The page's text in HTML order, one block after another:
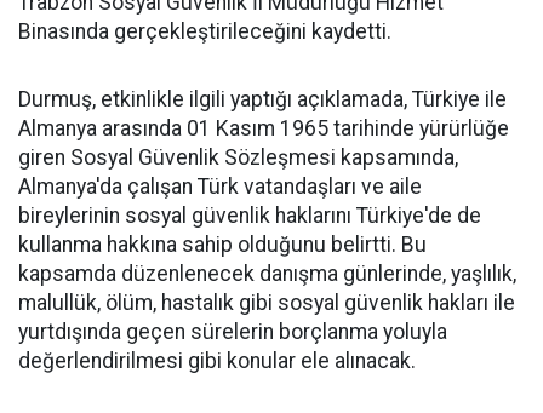
Binasında gerçekleştirileceğini kaydetti.
Durmuş, etkinlikle ilgili yaptığı açıklamada, Türkiye ile
Almanya arasında 01 Kasım 1965 tarihinde yürürlüğe
giren Sosyal Güvenlik Sözleşmesi kapsamında,
Almanya'da çalışan Türk vatandaşları ve aile
bireylerinin sosyal güvenlik haklarını Türkiye'de de
kullanma hakkına sahip olduğunu belirtti. Bu
kapsamda düzenlenecek danışma günlerinde, yaşlılık,
malullük, ölüm, hastalık gibi sosyal güvenlik hakları ile
yurtdışında geçen sürelerin borçlanma yoluyla
değerlendirilmesi gibi konular ele alınacak.